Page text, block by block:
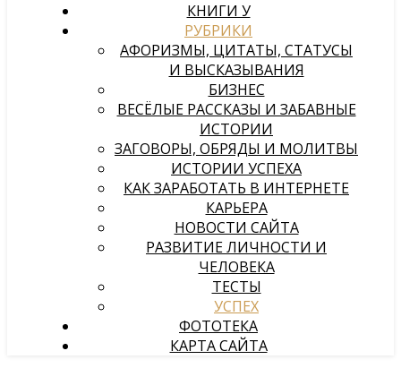
КНИГИ У
РУБРИКИ
АФОРИЗМЫ, ЦИТАТЫ, СТАТУСЫ
И ВЫСКАЗЫВАНИЯ
БИЗНЕС
ВЕСЁЛЫЕ РАССКАЗЫ И ЗАБАВНЫЕ
ИСТОРИИ
ЗАГОВОРЫ, ОБРЯДЫ И МОЛИТВЫ
ИСТОРИИ УСПЕХА
КАК ЗАРАБОТАТЬ В ИНТЕРНЕТЕ
КАРЬЕРА
НОВОСТИ САЙТА
РАЗВИТИЕ ЛИЧНОСТИ И
ЧЕЛОВЕКА
ТЕСТЫ
УСПЕХ
ФОТОТЕКА
КАРТА САЙТА